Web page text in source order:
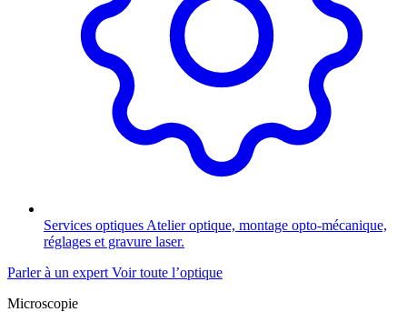
Services optiques Atelier optique, montage opto-mécanique,
réglages et gravure laser.
Parler à un expert Voir toute l’optique
Microscopie